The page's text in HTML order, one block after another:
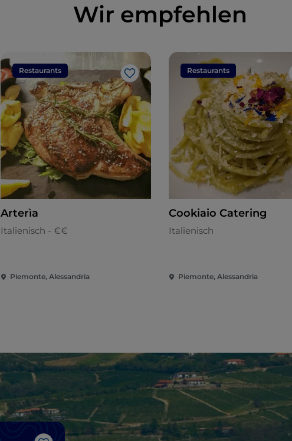
Wir empfehlen
Restaurants
Like
Arterìa
Italienisch - €€
Piemonte, Alessandria
Restaurants
Cookiaio Catering
Italienisch
Piemonte, Alessandria